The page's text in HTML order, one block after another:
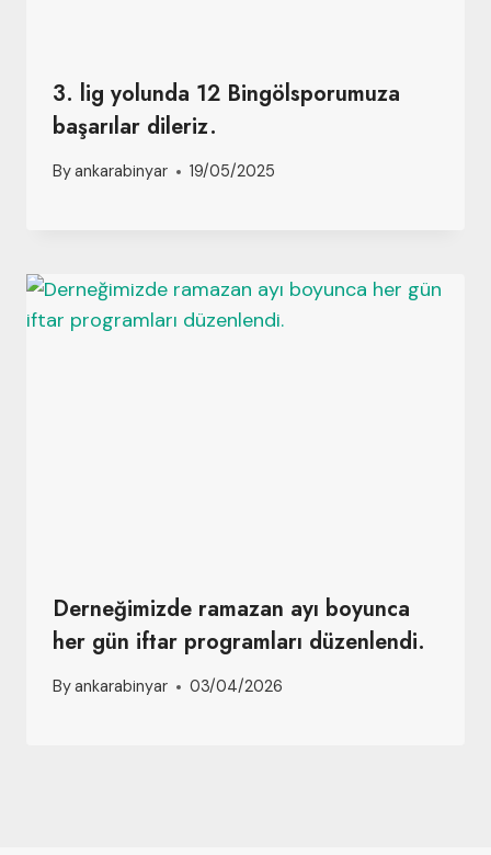
3. lig yolunda 12 Bingölsporumuza
başarılar dileriz.
Byankarabinyar 19/05/2025
Derneğimizde ramazan ayı boyunca
her gün iftar programları düzenlendi.
Byankarabinyar 03/04/2026